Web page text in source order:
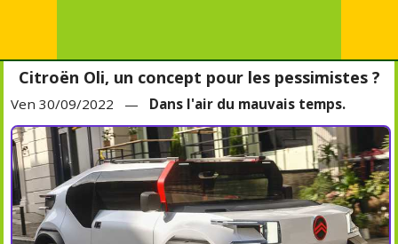
Citroën Oli, un concept pour les pessimistes ?
Ven 30/09/2022 — Dans l'air du mauvais temps.